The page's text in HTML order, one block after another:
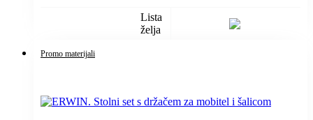
Lista
želja
Promo materijali